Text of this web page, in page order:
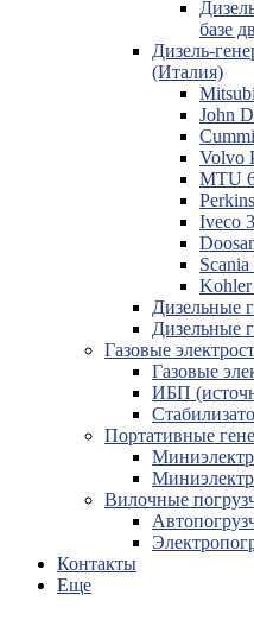
базе
Дизель-
(Италия)
John
Volvo
MTU
Iveco
Дизельные
Дизельные
Газовые
Газовые
ИБП
Портативные
Вилочные
Контакты
Еще